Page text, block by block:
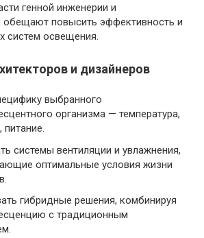
генной инженерии и
обещают повысить эффективность и
систем освещения.
и дизайнеров
выбранного
организма — температура,
питание.
системы вентиляции и увлажнения,
оптимальные условия жизни
гибридные решения, комбинируя
с традиционным